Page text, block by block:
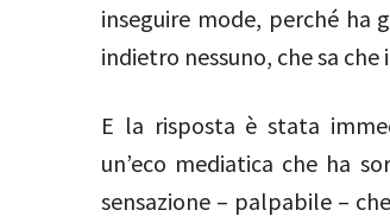
inseguire mode, perché ha
indietro nessuno, che sa
E la risposta è stata
un’eco mediatica che ha
sensazione – palpabile –